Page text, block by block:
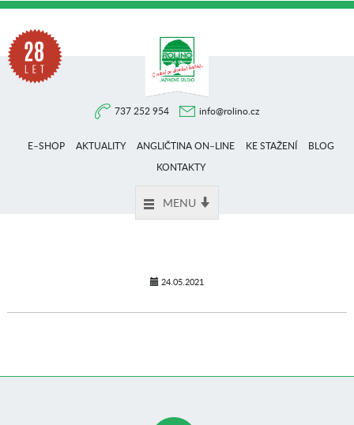
737 252 954 info@rolino.cz
E–SHOP AKTUALITY ANGLIČTINA ON–LINE KE STAŽENÍ
BLOG
KONTAKTY
MENU
24.05.2021